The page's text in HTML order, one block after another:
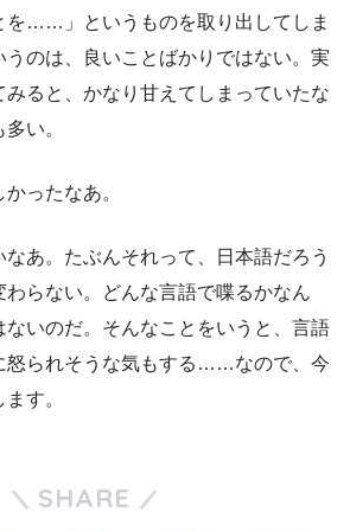
を……」というものを取り出してしま
うのは、良いことばかりではない。実
みると、かなり甘えてしまっていたな
い。
ったなあ。
あ。たぶんそれって、日本語だろう
わらない。どんな言語で喋るかなん
ないのだ。そんなことをいうと、言語
怒られそうな気もする……なので、今
す。
SHARE